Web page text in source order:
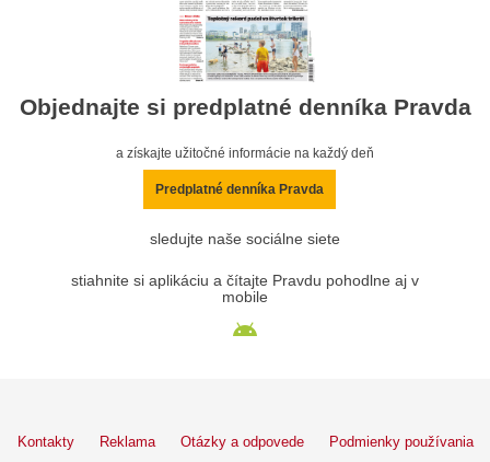
Objednajte si predplatné denníka Pravda
a získajte užitočné informácie na každý deň
Predplatné denníka Pravda
sledujte naše sociálne siete
stiahnite si aplikáciu a čítajte Pravdu pohodlne aj v
mobile
Kontakty Reklama Otázky a odpovede Podmienky používania